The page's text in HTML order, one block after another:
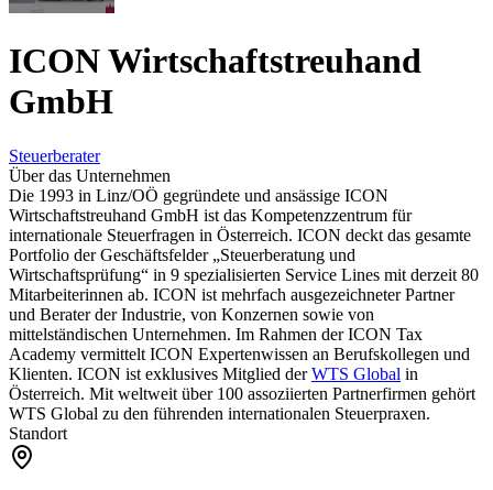
ICON Wirtschaftstreuhand
GmbH
Steuerberater
Über das Unternehmen
Die 1993 in Linz/OÖ gegründete und ansässige ICON
Wirtschaftstreuhand GmbH ist das Kompetenzzentrum für
internationale Steuerfragen in Österreich. ICON deckt das gesamte
Portfolio der Geschäftsfelder „Steuerberatung und
Wirtschaftsprüfung“ in 9 spezialisierten Service Lines mit derzeit 80
Mitarbeiterinnen ab. ICON ist mehrfach ausgezeichneter Partner
und Berater der Industrie, von Konzernen sowie von
mittelständischen Unternehmen. Im Rahmen der ICON Tax
Academy vermittelt ICON Expertenwissen an Berufskollegen und
Klienten. ICON ist exklusives Mitglied derWTS Global in
Österreich. Mit weltweit über 100 assoziierten Partnerfirmen gehört
WTS Global zu den führenden internationalen Steuerpraxen.
Standort